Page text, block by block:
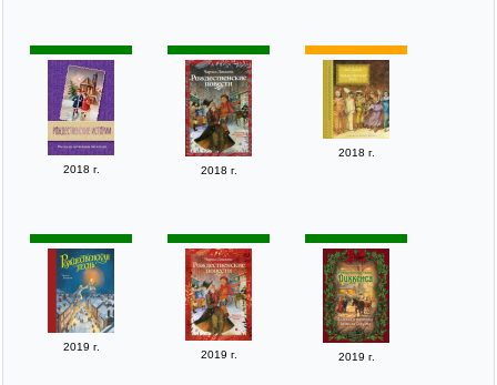
2018 г. 2018 г.
2018 г.
2019 г.
2019 г. 2019 г.